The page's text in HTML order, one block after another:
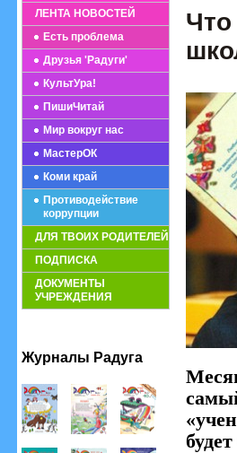
ЛЕНТА НОВОСТЕЙ
Есть проблема
Друзья 'Радуги'
КультУра!
ПишиЧитай
Мир вокруг нас
МастерОК
Коми край
Противодействие
коррупции
ДЛЯ ТВОИХ РОДИТЕЛЕЙ
ПОДПИСКА
ДОКУМЕНТЫ
УЧРЕЖДЕНИЯ
Журналы Радуга